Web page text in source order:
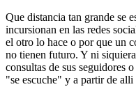
Que distancia tan grande se
incursionan en las redes
el otro lo hace o por que un
no tienen futuro. Y ni
consultas de sus seguidores
"se escuche" y a partir de